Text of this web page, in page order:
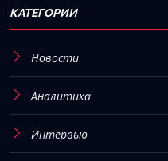
КАТЕГОРИИ
Новости
Аналитика
Интервью